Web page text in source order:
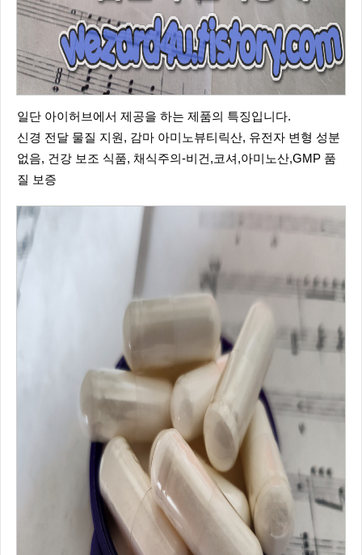
일단 아이허브에서 제공을 하는 제품의 특징입니다.
신경 전달 물질 지원, 감마 아미노뷰티릭산, 유전자 변형 성분
없음, 건강 보조 식품, 채식주의-비건,코셔,아미노산,GMP 품
질 보증